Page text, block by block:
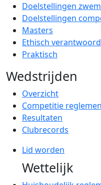
Doelstellingen
Doelstellingen
Masters
Ethisch
Praktisch
Wedstrijden
Overzicht
Competitie
Resultaten
Clubrecords
Lid worden
Wettelijk